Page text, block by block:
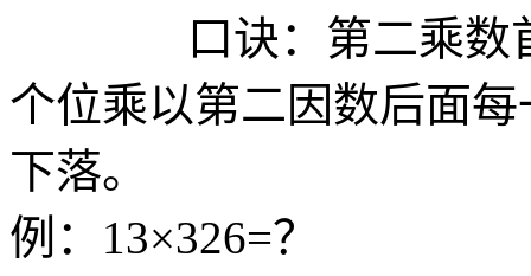
口诀：第二乘数首
个位乘以第二因数后面
下落。
例：13×326=？